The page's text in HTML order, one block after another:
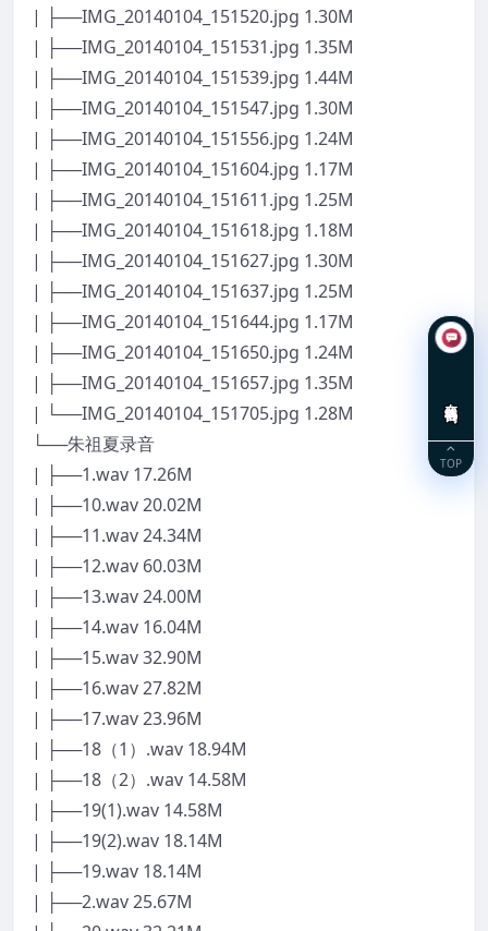
| ├──IMG_20140104_151520.jpg 1.30M
| ├──IMG_20140104_151531.jpg 1.35M
| ├──IMG_20140104_151539.jpg 1.44M
| ├──IMG_20140104_151547.jpg 1.30M
| ├──IMG_20140104_151556.jpg 1.24M
| ├──IMG_20140104_151604.jpg 1.17M
| ├──IMG_20140104_151611.jpg 1.25M
| ├──IMG_20140104_151618.jpg 1.18M
| ├──IMG_20140104_151627.jpg 1.30M
| ├──IMG_20140104_151637.jpg 1.25M
| ├──IMG_20140104_151644.jpg 1.17M
| ├──IMG_20140104_151650.jpg 1.24M
| ├──IMG_20140104_151657.jpg 1.35M
| └──IMG_20140104_151705.jpg 1.28M
└──朱祖夏录音
| ├──1.wav 17.26M
| ├──10.wav 20.02M
| ├──11.wav 24.34M
| ├──12.wav 60.03M
| ├──13.wav 24.00M
| ├──14.wav 16.04M
| ├──15.wav 32.90M
| ├──16.wav 27.82M
| ├──17.wav 23.96M
| ├──18（1）.wav 18.94M
| ├──18（2）.wav 14.58M
| ├──19(1).wav 14.58M
| ├──19(2).wav 18.14M
| ├──19.wav 18.14M
| ├──2.wav 25.67M
TOP